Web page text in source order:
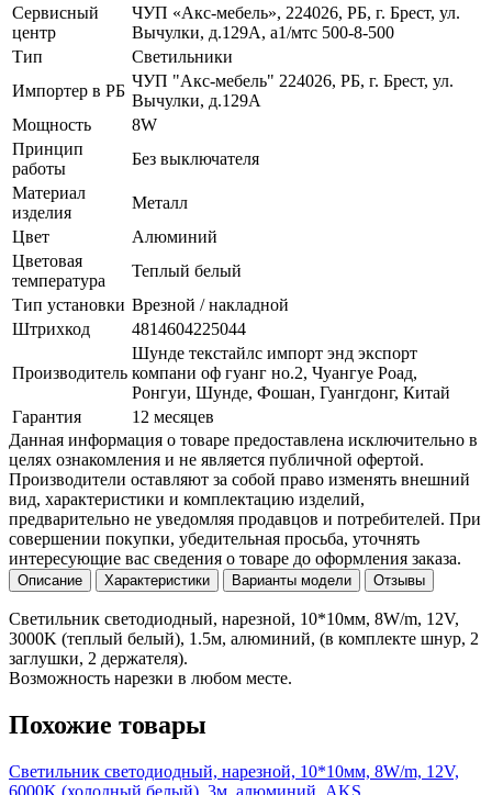
Сервисный
центр
ЧУП «Акс-мебель», 224026, РБ, г. Брест, ул.
Вычулки, д.129А, a1/мтс 500-8-500
Тип
Светильники
Импортер в РБ
ЧУП "Акс-мебель" 224026, РБ, г. Брест, ул.
Вычулки, д.129А
Мощность
8W
Принцип
работы
Без выключателя
Материал
изделия
Металл
Цвет
Алюминий
Цветовая
температура
Теплый белый
Тип установки Врезной / накладной
Штрихкод
4814604225044
Производитель
Шунде текстайлс импорт энд экспорт
компани оф гуанг но.2, Чуангуе Роад,
Ронгуи, Шунде, Фошан, Гуангдонг, Китай
Гарантия
12 месяцев
Данная информация о товаре предоставлена исключительно в
целях ознакомления и не является публичной офертой.
Производители оставляют за собой право изменять внешний
вид, характеристики и комплектацию изделий,
предварительно не уведомляя продавцов и потребителей. При
совершении покупки, убедительная просьба, уточнять
интересующие вас сведения о товаре до оформления заказа.
Описание Характеристики Варианты модели Отзывы
Светильник светодиодный, нарезной, 10*10мм, 8W/m, 12V,
3000K (теплый белый), 1.5м, алюминий, (в комплекте шнур, 2
заглушки, 2 держателя).
Возможность нарезки в любом месте.
Похожие товары
Светильник светодиодный, нарезной, 10*10мм, 8W/m, 12V,
6000K (холодный белый), 3м, алюминий, AKS